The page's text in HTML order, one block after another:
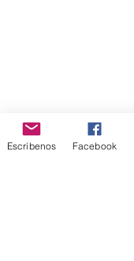
Escríbenos Facebook